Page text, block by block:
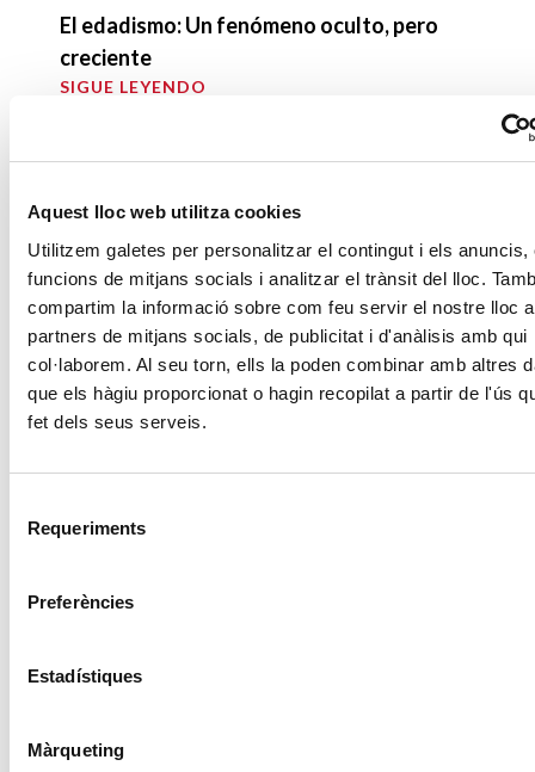
Aquest lloc web utilitza cookies
Utilitzem galetes per personalitzar el contingut i els anuncis,
funcions de mitjans socials i analitzar el trànsit del lloc.
compartim la informació sobre com feu servir el nostre lloc
partners de mitjans socials, de publicitat i d'anàlisis amb qui
col·laborem. Al seu torn, ells la poden combinar amb altres
que els hàgiu proporcionat o hagin recopilat a partir de l'ús
fet dels seus serveis.
Requeriments
Preferències
Estadístiques
Màrqueting
El edadismo: Un fenómeno oculto, pero
creciente
SIGUE LEYENDO
1 de octubre: Día Internacional de las
Personas Mayores
SIGUE LEYENDO
Cáritas es amar
SIGUE LEYENDO
Cáritas expresa su preocupación por la
la protección de la dignidad humana
Cáritas Barcelona acompaña a más de
extraordinario de regularización